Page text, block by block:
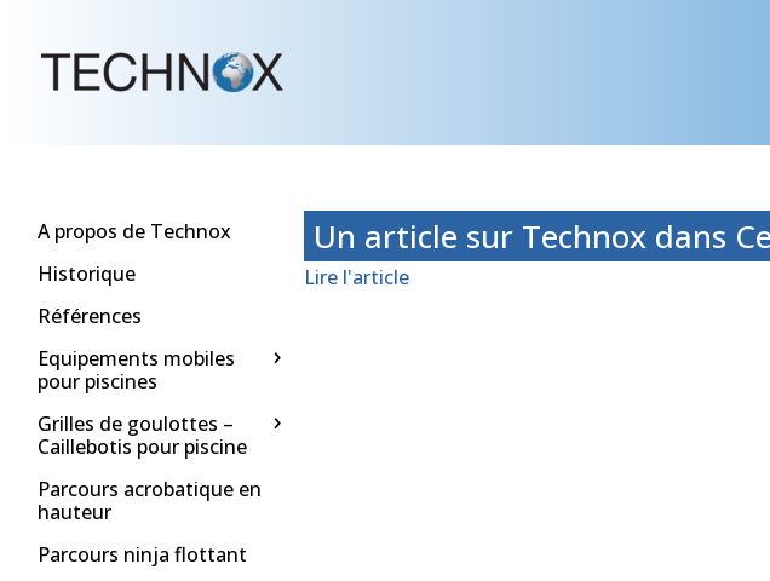
A propos de Technox
Historique
Références
Equipements mobiles
pour piscines
Grilles de goulottes –
Caillebotis pour piscine
Parcours acrobatique en
hauteur
Parcours ninja flottant
Un article sur Technox dans
Lire l'article